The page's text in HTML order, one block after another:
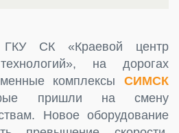
СК «Краевой центр
на дорогах
комплексы СИМСК
пришли на смену
Новое оборудование